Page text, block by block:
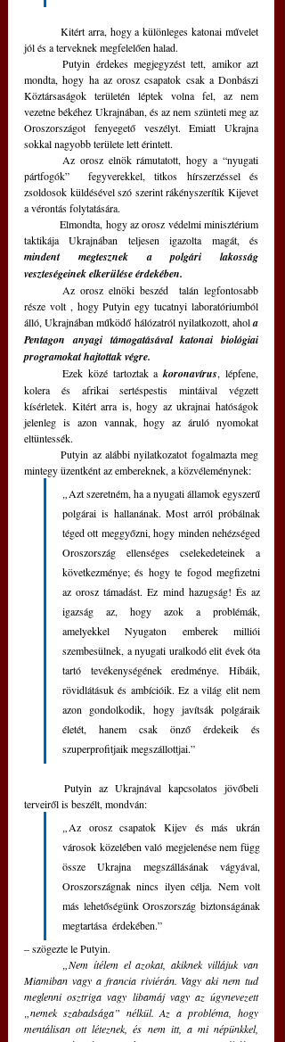
jól és a terveknek megfelelően halad.
	Putyin érdekes megjegyzést tett, amikor azt
mondta, hogy ha az orosz csapatok csak a Donbászi
Köztársaságok területén léptek volna fel, az nem
vezetne békéhez Ukrajnában, és az nem szünteti meg az
Oroszországot fenyegető veszélyt. Emiatt Ukrajna
sokkal nagyobb területe lett érintett.
pártfogók”  fegyverekkel, titkos hírszerzéssel és
zsoldosok küldésével szó szerint rákényszerítik Kijevet
a vérontás folytatására.
	Elmondta, hogy az orosz védelmi minisztérium
mindent megtesznek a polgári lakosság
veszteségeinek elkerülése érdekében.
része volt , hogy Putyin egy tucatnyi laboratóriumból
álló, Ukrajnában működő hálózatról nyilatkozott, ahol a
Pentagon anyagi támogatásával katonai biológiai
programokat hajtottak végre.
	Ezek közé tartoztak a
koronavírus, lépfene,
kolera és afrikai sertéspestis mintáival végzett
kísérletek. Kitért arra is, hogy az ukrajnai hatóságok
jelenleg is azon vannak, hogy az áruló nyomokat
eltüntessék.
	Putyin az alábbi nyilatkozatot fogalmazta meg
mintegy üzentként az embereknek, a közvéleménynek:
Azt szeretném, ha a nyugati államok egyszerű
polgárai is hallanának. Most arról próbálnak
téged ott meggyőzni, hogy minden nehézséged
Oroszország ellenséges cselekedeteinek a
következménye; és hogy te fogod megfizetni
az orosz támadást. Ez mind hazugság! És az
igazság az, hogy azok a problémák,
amelyekkel Nyugaton emberek milliói
szembesülnek, a nyugati uralkodó elit évek óta
tartó tevékenységének eredménye. Hibáik,
rövidlátásuk és ambícióik. Ez a világ elit nem
azon gondolkodik, hogy javítsák polgáraik
életét, hanem csak önző érdekeik és
szuperprofitjaik megszállottjai.”
terveiről is beszélt, mondván:
Az orosz csapatok Kijev és más ukrán
városok közelében való megjelenése nem függ
össze Ukrajna megszállásának vágyával,
Oroszországnak nincs ilyen célja. Nem volt
más lehetőségünk Oroszország biztonságának
megtartása  érdekében.”
– szögezte le Putyin.
„Nem ítélem el azokat, akiknek villájuk van
Miamiban vagy a francia riviérán. Vagy aki nem tud
meglenni osztriga vagy libamáj vagy az úgynevezett
„nemek szabadsága” nélkül. Az a probléma, hogy
mentálisan ott léteznek, és nem itt, a mi népünkkel,